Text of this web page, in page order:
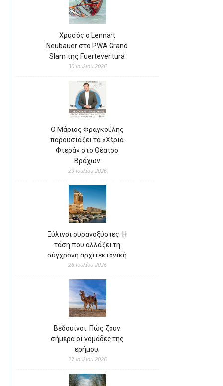
Χρυσός ο Lennart
Neubauer στο PWA Grand
Slam της Fuerteventura
30 Ιουλίου 2026
Ο Μάριος Φραγκούλης
παρουσιάζει τα «Χέρια
Φτερά» στο Θέατρο
Βράχων
29 Ιουλίου 2026
Ξύλινοι ουρανοξύστες: Η
τάση που αλλάζει τη
σύγχρονη αρχιτεκτονική
28 Ιουλίου 2026
Βεδουίνοι: Πώς ζουν
σήμερα οι νομάδες της
ερήμου;
27 Ιουλίου 2026